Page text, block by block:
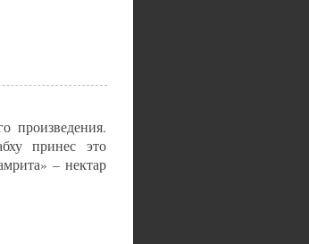
произведения.
принес это
– нектар